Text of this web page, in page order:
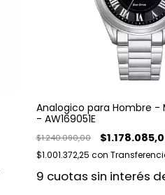
Analogico para Hombre -
- AW169051E
$1.240.090,00
$1.001.372,25 con
9 cuotas sin interés